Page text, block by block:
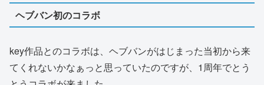
ヘブバン初のコラボ
key作品とのコラボは、ヘブバンがはじまった当初から来
てくれないかなぁっと思っていたのですが、1周年でとう